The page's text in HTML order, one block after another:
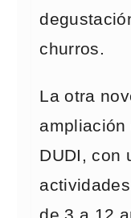
churros.
La otra
ampliación
DUDI, con